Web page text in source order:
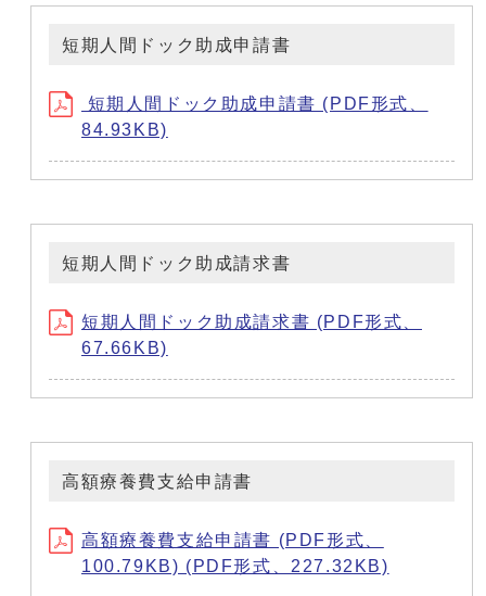
短期人間ドック助成申請書
短期人間ドック助成申請書 (PDF形式、
84.93KB)
短期人間ドック助成請求書
短期人間ドック助成請求書 (PDF形式、
67.66KB)
高額療養費支給申請書
高額療養費支給申請書 (PDF形式、
100.79KB) (PDF形式、227.32KB)